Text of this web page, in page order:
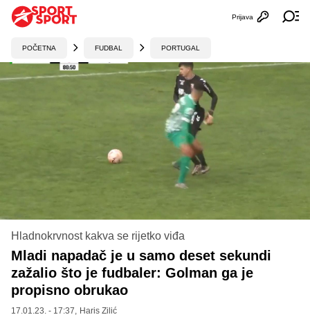
Otvori
Prijava
POČETNA FUDBAL PORTUGAL
Hladnokrvnost kakva se rijetko viđa
Mladi napadač je u samo deset sekundi
zažalio što je fudbaler: Golman ga je
propisno obrukao
17.01.23. - 17:37, Haris Zilić